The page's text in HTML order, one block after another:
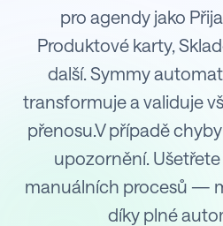
pro agendy jako
Produktové karty,
další. Symmy
transformuje a validuje
přenosu.V případě
upozornění.
manuálních procesů —
díky plné